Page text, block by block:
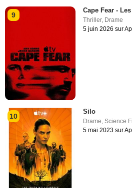
9
Cape Fear -
Thriller, Drame
5 juin 2026 sur
10
Silo
Drame,Science
5 mai 2023 sur